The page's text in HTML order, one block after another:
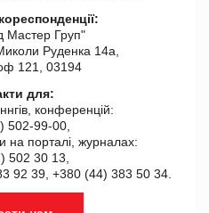
Мастер Груп"
Руденка 14а,
121, 03194
для:
конференцій:
502-99-00,
на порталі, журналах:
502 30 13,
92 39, +380 (44) 383 50 34.